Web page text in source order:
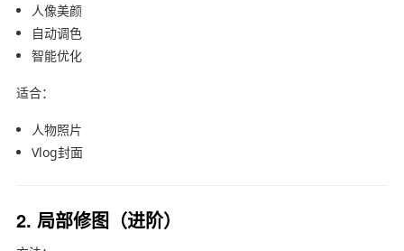
人像美颜
自动调色
智能优化
适合：
人物照片
Vlog封面
2. 局部修图（进阶）